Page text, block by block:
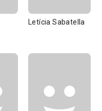
Letícia Sabatella